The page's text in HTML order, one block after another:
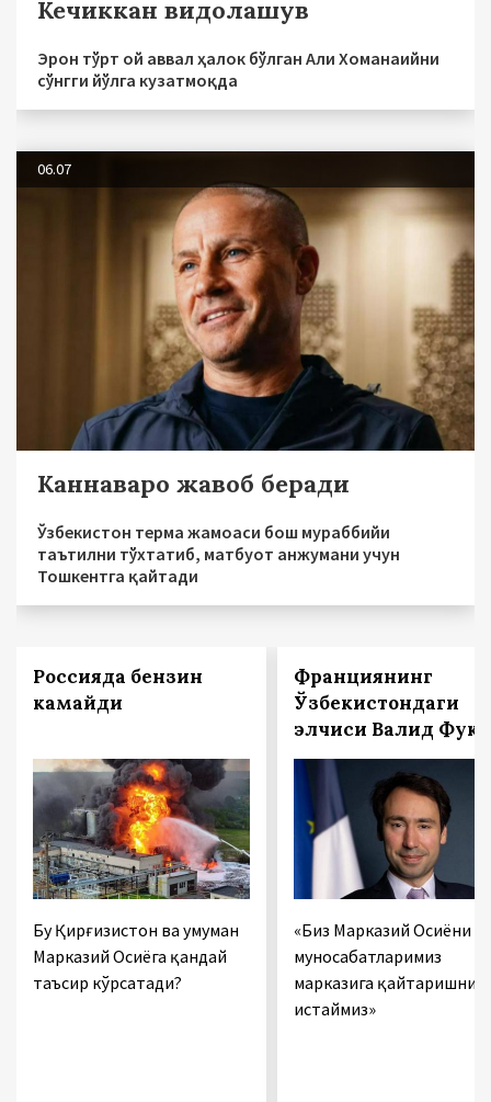
Кечиккан видолашув
Эрон тўрт ой аввал ҳалок бўлган Али Хоманаийни
сўнгги йўлга кузатмоқда
06.07
Каннаваро жавоб беради
Ўзбекистон терма жамоаси бош мураббийи
таътилни тўхтатиб, матбуот анжумани учун
Тошкентга қайтади
Россияда бензин
камайди
Бу Қирғизистон ва умуман
Марказий Осиёга қандай
таъсир кўрсатади?
Франциянинг
Ўзбекистондаги
элчиси Валид Фук:
«Биз Марказий Осиёни
муносабатларимиз
марказига қайтаришни
истаймиз»